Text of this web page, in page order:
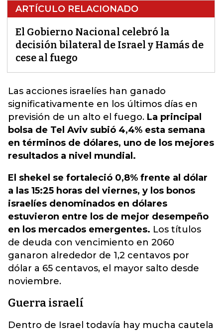
ARTÍCULO RELACIONADO
El Gobierno Nacional celebró la
decisión bilateral de Israel y Hamás de
cese al fuego
Las acciones israelíes han ganado
significativamente en los últimos días en
previsión de un alto el fuego. La principal
bolsa de Tel Aviv subió 4,4% esta semana
en términos de dólares, uno de los mejores
resultados a nivel mundial.
El shekel se fortaleció 0,8% frente al dólar
a las 15:25 horas del viernes, y los bonos
israelíes denominados en dólares
estuvieron entre los de mejor desempeño
en los mercados emergentes. Los títulos
de deuda con vencimiento en 2060
ganaron alrededor de 1,2 centavos por
dólar a 65 centavos, el mayor salto desde
noviembre.
Guerra israelí
Dentro de Israel todavía hay mucha cautela